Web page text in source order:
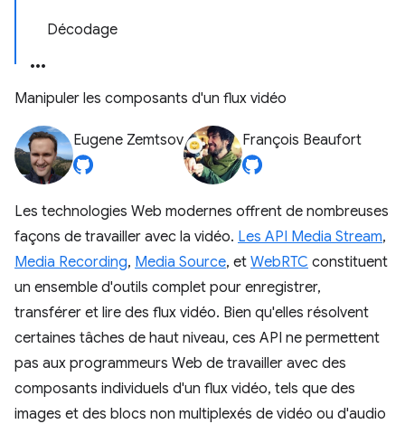
Décodage
Manipuler les composants d'un flux vidéo
Eugene Zemtsov François Beaufort
Les technologies Web modernes offrent de nombreuses
façons de travailler avec la vidéo. Les API Media Stream,
Media Recording, Media Source, et WebRTC constituent
un ensemble d'outils complet pour enregistrer,
transférer et lire des flux vidéo. Bien qu'elles résolvent
certaines tâches de haut niveau, ces API ne permettent
pas aux programmeurs Web de travailler avec des
composants individuels d'un flux vidéo, tels que des
images et des blocs non multiplexés de vidéo ou d'audio